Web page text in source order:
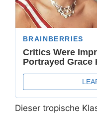
Dieser tropische